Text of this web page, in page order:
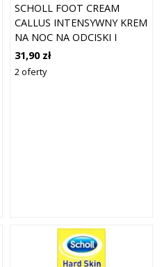
SCHOLL FOOT CREAM
CALLUS INTENSYWNY KREM
NA NOC NA ODCISKI I
MODZELE 75 ML
31,90 zł
2 oferty